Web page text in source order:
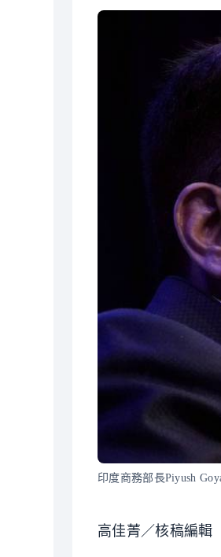
印度商務部長Piyush
高佳菁／核稿編輯